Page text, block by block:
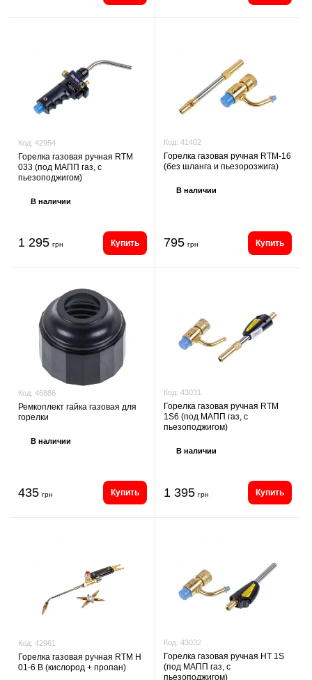
Код: 42954
Горелка газовая ручная RTM
033 (под МАПП газ, с
пьезоподжигом)
В наличии
1 295 грн Купить
Код: 41402
Горелка газовая ручная RTM-16
(без шланга и пьезорозжига)
В наличии
795 грн Купить
Код: 46886
Ремкоплект гайка газовая для
горелки
В наличии
435 грн Купить
Код: 43031
Горелка газовая ручная RTM
1S6 (под МАПП газ, с
пьезоподжигом)
В наличии
1 395 грн Купить
Код: 42961
Горелка газовая ручная RTM H
01-6 B (кислород + пропан)
Код: 43032
Горелка газовая ручная HT 1S
(под MAПП газ, с
пьезоподжигом)